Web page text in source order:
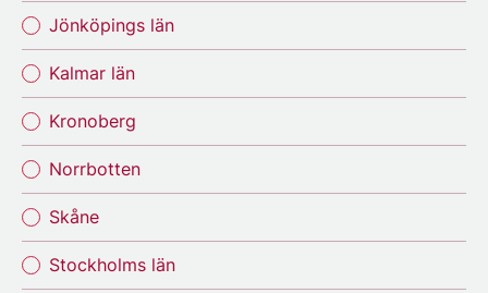
Jönköpings län
Kalmar län
Kronoberg
Norrbotten
Skåne
Stockholms län